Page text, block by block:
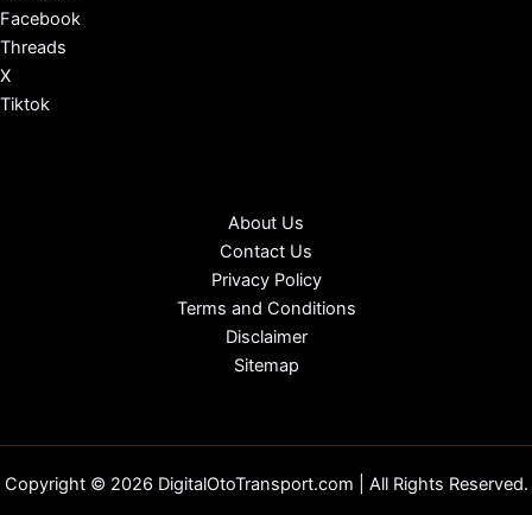
Facebook
Threads
X
Tiktok
About Us
Contact Us
Privacy Policy
Terms and Conditions
Disclaimer
Sitemap
Copyright © 2026 DigitalOtoTransport.com | All Rights Reserved.